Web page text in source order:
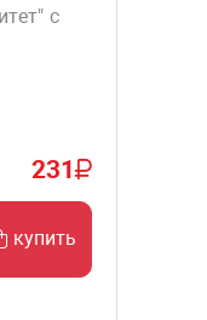
с
231
купить